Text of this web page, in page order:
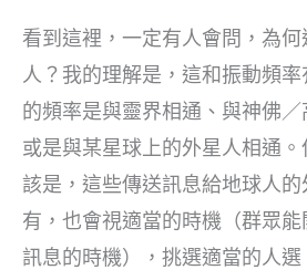
看到這裡，一定有人會問，為
人？我的理解是，這和振動頻
的頻率是與靈界相通、與神佛／
或是與某星球上的外星人相通
該是，這些傳送訊息給地球人
有，也會視適當的時機（群眾
訊息的時機），挑選適當的人